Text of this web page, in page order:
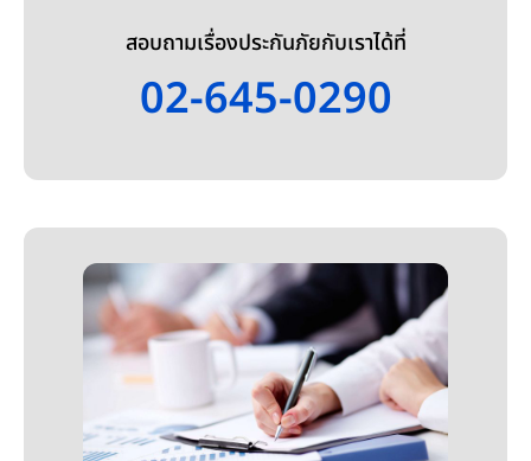
สอบถามเรื่องประกันภัยกับเราได้ที่
02-645-0290